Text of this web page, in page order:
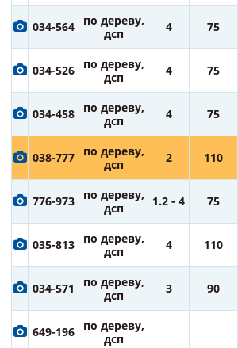
034-564
по дереву,
дсп
4 75
034-526
по дереву,
дсп
4 75
034-458
по дереву,
дсп
4 75
038-777
по дереву,
дсп
2 110
776-973
по дереву,
дсп
1.2 - 4 75
035-813
по дереву,
дсп
4 110
034-571
по дереву,
дсп
3 90
649-196
по дереву,
дсп